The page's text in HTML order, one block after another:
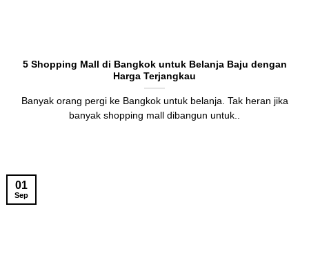
5 Shopping Mall di Bangkok untuk Belanja Baju dengan
Harga Terjangkau
Banyak orang pergi ke Bangkok untuk belanja. Tak heran jika
banyak shopping mall dibangun untuk..
01
Sep